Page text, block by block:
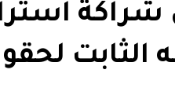
شراكة
الثابت